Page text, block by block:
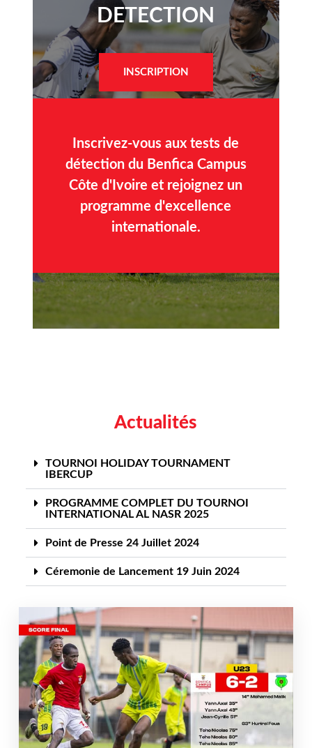
DETECTION​
INSCRIPTION
Inscrivez-vous aux tests de
détection du Benfica Campus
Côte d'Ivoire et rejoignez un
programme d'excellence
internationale.
Actualités
TOURNOI HOLIDAY TOURNAMENT
IBERCUP
PROGRAMME COMPLET DU TOURNOI
INTERNATIONAL AL NASR 2025
Point de Presse 24 Juillet 2024
Céremonie de Lancement 19 Juin 2024